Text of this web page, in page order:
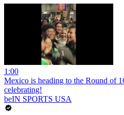
1:00
Mexico is heading to the Round of
celebrating!
beIN SPORTS USA